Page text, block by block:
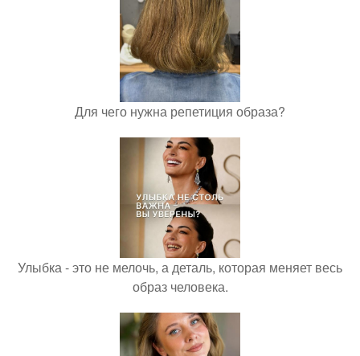
Для чего нужна репетиция образа?
Улыбка - это не мелочь, а деталь, которая меняет весь
образ человека.